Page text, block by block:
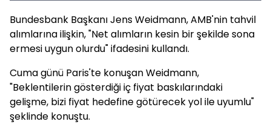
Bundesbank Başkanı Jens Weidmann, AMB'nin tahvil
alımlarına ilişkin, "Net alımların kesin bir şekilde sona
ermesi uygun olurdu" ifadesini kullandı.
Cuma günü Paris'te konuşan Weidmann,
"Beklentilerin gösterdiği iç fiyat baskılarındaki
gelişme, bizi fiyat hedefine götürecek yol ile uyumlu"
şeklinde konuştu.